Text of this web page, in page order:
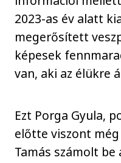
2023-as év alatt
megerősített
képesek
van, aki az élükre
Ezt Porga Gyula,
előtte viszont
Tamás számolt